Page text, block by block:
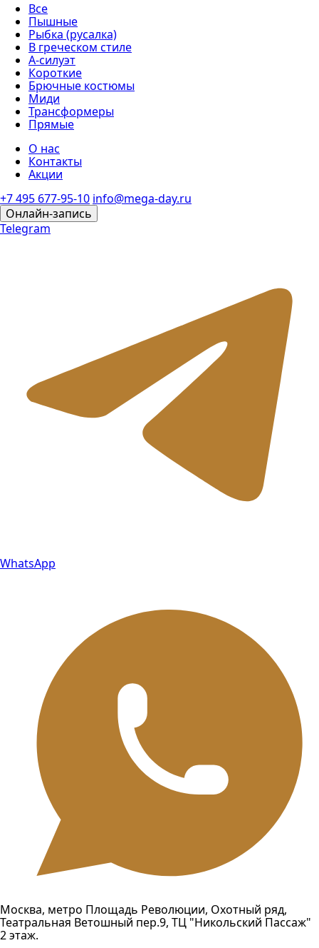
Все
Пышные
Рыбка (русалка)
В греческом стиле
А-силуэт
Короткие
Брючные костюмы
Миди
Трансформеры
Прямые
О нас
Контакты
Акции
+7 495 677-95-10 info@mega-day.ru
Онлайн-запись
Telegram
WhatsApp
Москва, метро Площадь Революции, Охотный ряд,
Театральная Ветошный пер.9, ТЦ "Никольский Пассаж"
2 этаж.